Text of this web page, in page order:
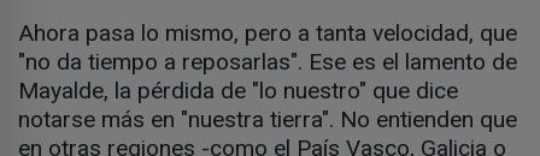
Ahora pasa lo mismo, pero a tanta velocidad, que
"no da tiempo a reposarlas". Ese es el lamento de
Mayalde, la pérdida de "lo nuestro" que dice
notarse más en "nuestra tierra". No entienden que
en otras regiones -como el País Vasco, Galicia o